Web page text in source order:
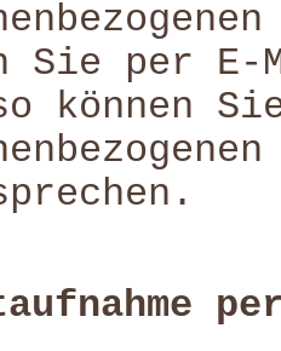
Sie per
können